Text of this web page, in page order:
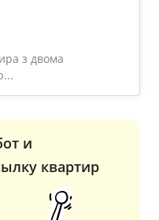
з двома
и
квартир